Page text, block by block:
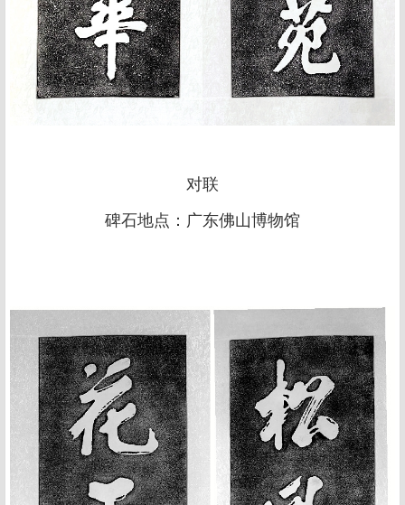
对联
碑石地点：广东佛山博物馆